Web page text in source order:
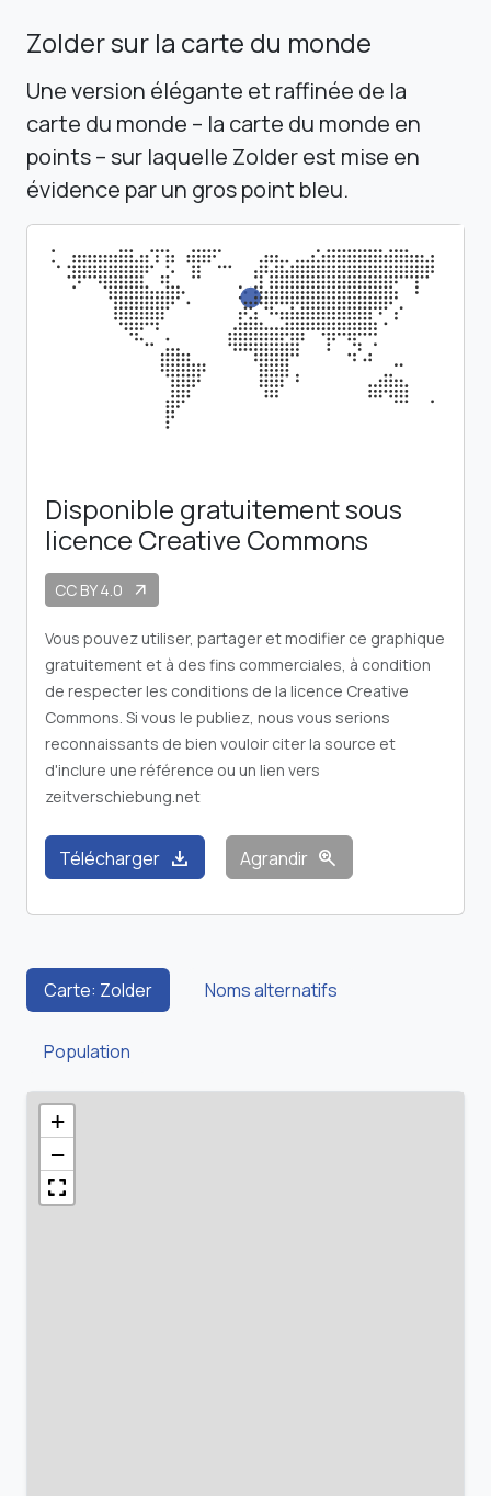
Zolder sur la carte du monde
Une version élégante et raffinée de la
carte du monde – la carte du monde en
points – sur laquelle Zolder est mise en
évidence par un gros point bleu.
Disponible gratuitement sous
licence Creative Commons
CC BY 4.0 arrow_outward
Vous pouvez utiliser, partager et modifier ce graphique
gratuitement et à des fins commerciales, à condition
de respecter les conditions de la licence Creative
Commons. Si vous le publiez, nous vous serions
reconnaissants de bien vouloir citer la source et
d'inclure une référence ou un lien vers
zeitverschiebung.net
Télécharger download Agrandir zoom_in
Carte: Zolder Noms alternatifs
Population
+
−